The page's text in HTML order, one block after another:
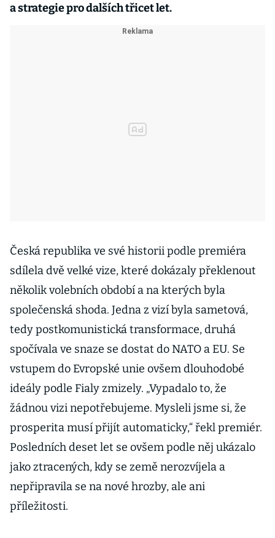
a strategie pro dalších třicet let.
Česká republika ve své historii podle premiéra
sdílela dvě velké vize, které dokázaly překlenout
několik volebních období a na kterých byla
společenská shoda. Jedna z vizí byla sametová,
tedy postkomunistická transformace, druhá
spočívala ve snaze se dostat do NATO a EU. Se
vstupem do Evropské unie ovšem dlouhodobé
ideály podle Fialy zmizely. „Vypadalo to, že
žádnou vizi nepotřebujeme. Mysleli jsme si, že
prosperita musí přijít automaticky,“ řekl premiér.
Posledních deset let se ovšem podle něj ukázalo
jako ztracených, kdy se země nerozvíjela a
nepřipravila se na nové hrozby, ale ani
příležitosti.